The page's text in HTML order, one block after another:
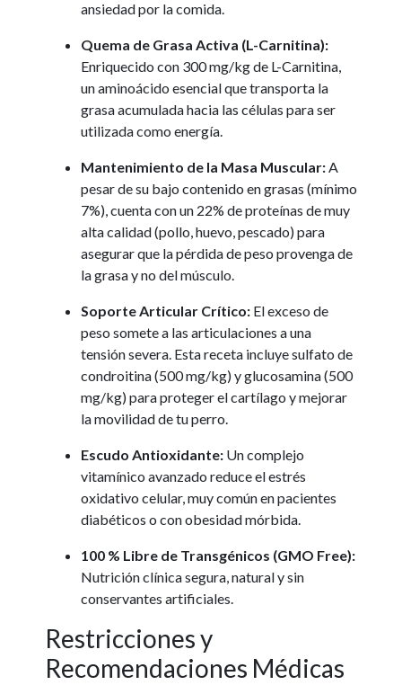
ansiedad por la comida.
Quema de Grasa Activa (L-Carnitina):
Enriquecido con 300 mg/kg de L-Carnitina,
un aminoácido esencial que transporta la
grasa acumulada hacia las células para ser
utilizada como energía.
Mantenimiento de la Masa Muscular:A
pesar de su bajo contenido en grasas (mínimo
7%), cuenta con un 22% de proteínas de muy
alta calidad (pollo, huevo, pescado) para
asegurar que la pérdida de peso provenga de
la grasa y no del músculo.
Soporte Articular Crítico: El exceso de
peso somete a las articulaciones a una
tensión severa. Esta receta incluye sulfato de
condroitina (500 mg/kg) y glucosamina (500
mg/kg) para proteger el cartílago y mejorar
la movilidad de tu perro.
Escudo Antioxidante: Un complejo
vitamínico avanzado reduce el estrés
oxidativo celular, muy común en pacientes
diabéticos o con obesidad mórbida.
100 % Libre de Transgénicos (GMO Free):
Nutrición clínica segura, natural y sin
conservantes artificiales.
Restricciones y
Recomendaciones Médicas